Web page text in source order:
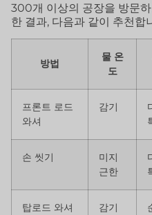
300개 이상의 공장을 방문
한 결과, 다음과 같이 추천합
방법
물 온
도
프론트 로드
와셔
감기
손 씻기
미지
근한
탑로드 와셔 감기